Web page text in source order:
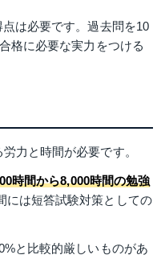
は必要です。過去問を10
格に必要な実力をつける
力と時間が必要です。
時間から8,000時間の勉強
には短答試験対策としての
と比較的厳しいものがあ